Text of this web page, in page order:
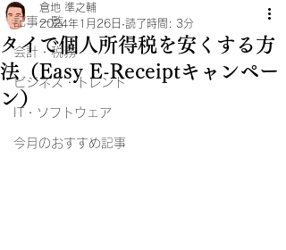
記事一覧
会計・税務
ビジネス・トレンド
IT・ソフトウェア
今月のおすすめ記事
タイで個人所得税を安くする方
法（Easy E-Receiptキャンペー
ン）
倉地 準之輔
2024年1月26日 読了時間: 3分